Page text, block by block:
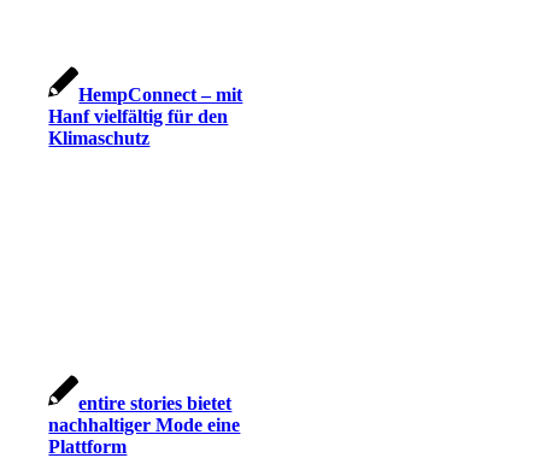
HempConnect – mit
Hanf vielfältig für den
Klimaschutz
entire stories bietet
nachhaltiger Mode eine
Plattform